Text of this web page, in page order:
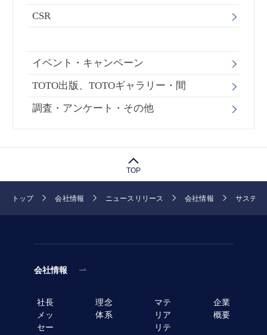
CSR
イベント・キャンペーン
TOTO出版、TOTOギャラリー・間
調査・アンケート・その他
TOP
トップ 会社情報 ニュースリリース 会社情報 サステナ
会社情報
社長
メッ
セー
理念
体系
マテ
リア
リテ
企業
概要